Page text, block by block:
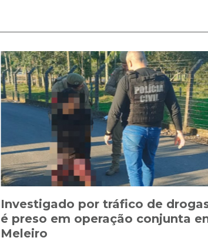
Investigado por tráfico de
é preso em operação conjunta
Meleiro